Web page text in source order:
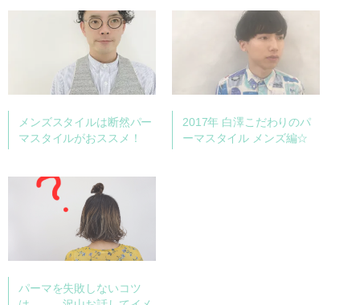
メンズスタイルは断然パー
マスタイルがおススメ！
2017年 白澤こだわりのパ
ーマスタイル メンズ編☆
パーマを失敗しないコツ